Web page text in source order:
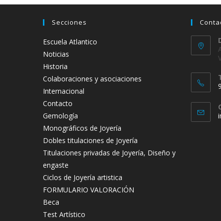
Secciones
Escuela Atlantico
Noticias
Historia
Colaboraciones y asociaciones
Internacional
Contacto
Gemología
Monográficos de Joyería
Dobles titulaciones de Joyería
Titulaciones privadas de Joyería, Diseño y
engaste
Ciclos de Joyería artistica
FORMULARIO VALORACIÓN
Beca
Test Artístico